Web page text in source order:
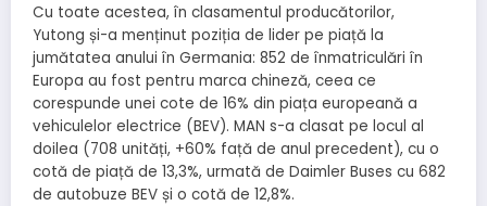
Cu toate acestea, în clasamentul producătorilor,
Yutong și-a menținut poziția de lider pe piață la
jumătatea anului în Germania: 852 de înmatriculări în
Europa au fost pentru marca chineză, ceea ce
corespunde unei cote de 16% din piața europeană a
vehiculelor electrice (BEV). MAN s-a clasat pe locul al
doilea (708 unități, +60% față de anul precedent), cu o
cotă de piață de 13,3%, urmată de Daimler Buses cu 682
de autobuze BEV și o cotă de 12,8%.